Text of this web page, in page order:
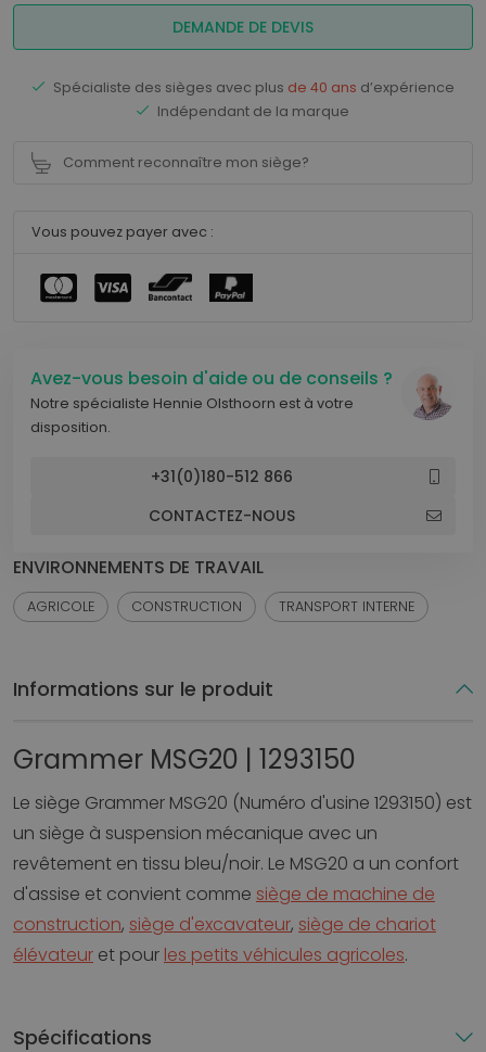
DEMANDE DE DEVIS
Spécialiste des sièges avec plus de 40 ans d’expérience
Indépendant de la marque
Comment reconnaître mon siège?
Vous pouvez payer avec :
Avez-vous besoin d'aide ou de conseils ?
Notre spécialiste Hennie Olsthoorn est à votre
disposition.
+31(0)180-512 866
CONTACTEZ-NOUS
ENVIRONNEMENTS DE TRAVAIL
AGRICOLE CONSTRUCTION TRANSPORT INTERNE
Informations sur le produit
Grammer MSG20 | 1293150
Le siège Grammer MSG20 (Numéro d'usine 1293150) est
un siège à suspension mécanique avec un
revêtement en tissu bleu/noir. Le MSG20 a un confort
d'assise et convient comme siège de machine de
construction, siège d'excavateur, siège de chariot
élévateur et pour les petits véhicules agricoles.
Spécifications